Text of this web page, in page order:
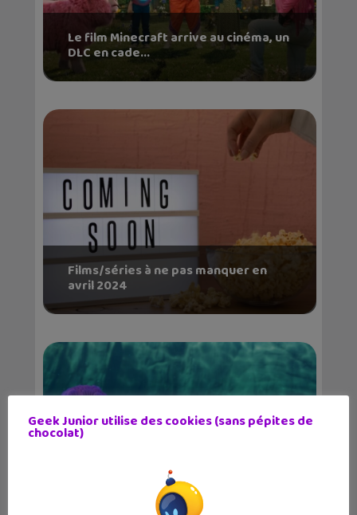
Le film Minecraft arrive au cinéma, un
DLC en cade...
Films/séries à ne pas manquer en
avril 2024
Le Pixar Luca sur grand écran le 14
Geek Junior utilise des cookies (sans pépites de
chocolat)